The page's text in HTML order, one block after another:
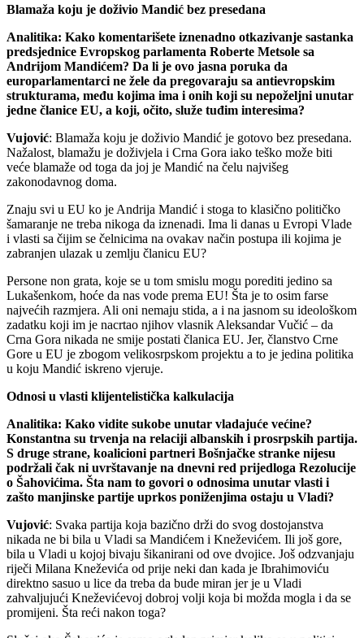
Blamaža koju je doživio Mandić bez presedana
Analitika: Kako komentarišete iznenadno otkazivanje sastanka
predsjednice Evropskog parlamenta Roberte Metsole sa
Andrijom Mandićem? Da li je ovo jasna poruka da
europarlamentarci ne žele da pregovaraju sa antievropskim
strukturama, među kojima ima i onih koji su nepoželjni unutar
jedne članice EU, a koji, očito, služe tuđim interesima?
Vujović: Blamaža koju je doživio Mandić je gotovo bez presedana.
Nažalost, blamažu je doživjela i Crna Gora iako teško može biti
veće blamaže od toga da joj je Mandić na čelu najvišeg
zakonodavnog doma.
Znaju svi u EU ko je Andrija Mandić i stoga to klasično političko
šamaranje ne treba nikoga da iznenadi. Ima li danas u Evropi Vlade
i vlasti sa čijim se čelnicima na ovakav način postupa ili kojima je
zabranjen ulazak u zemlju članicu EU?
Persone non grata, koje se u tom smislu mogu porediti jedino sa
Lukašenkom, hoće da nas vode prema EU! Šta je to osim farse
najvećih razmjera. Ali oni nemaju stida, a i na jasnom su ideološkom
zadatku koji im je nacrtao njihov vlasnik Aleksandar Vučić – da
Crna Gora nikada ne smije postati članica EU. Jer, članstvo Crne
Gore u EU je zbogom velikosrpskom projektu a to je jedina politika
u koju Mandić iskreno vjeruje.
Odnosi u vlasti klijentelistička kalkulacija
Analitika: Kako vidite sukobe unutar vladajuće većine?
Konstantna su trvenja na relaciji albanskih i prosrpskih partija.
S druge strane, koalicioni partneri Bošnjačke stranke nijesu
podržali čak ni uvrštavanje na dnevni red prijedloga Rezolucije
o Šahovićima. Šta nam to govori o odnosima unutar vlasti i
zašto manjinske partije uprkos poniženjima ostaju u Vladi?
Vujović: Svaka partija koja bazično drži do svog dostojanstva
nikada ne bi bila u Vladi sa Mandićem i Kneževićem. Ili još gore,
bila u Vladi u kojoj bivaju šikanirani od ove dvojice. Još odzvanjaju
riječi Milana Kneževića od prije neki dan kada je Ibrahimoviću
direktno sasuo u lice da treba da bude miran jer je u Vladi
zahvaljujući Kneževićevoj dobroj volji koja bi možda mogla i da se
promijeni. Šta reći nakon toga?